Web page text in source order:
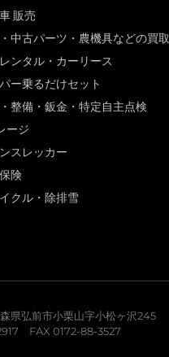
販売
中古パーツ・農機具などの買取
ンタル・カーリース
ー乗るだけセット
整備・鈑金・特定自主点検
ージ
スレッカー
険
クル・除排雪
県弘前市小栗山字小松ヶ沢245
FAX 0172-88-3527